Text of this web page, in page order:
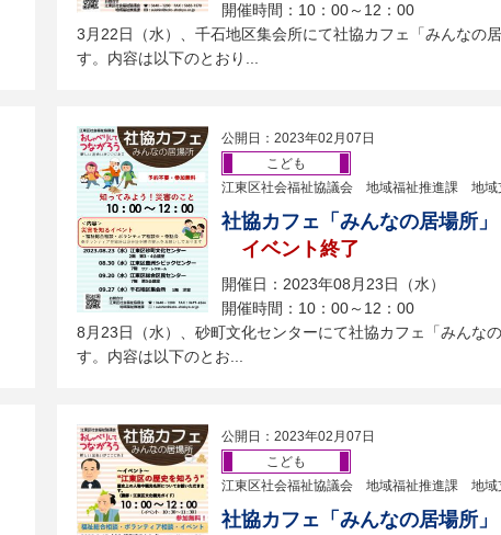
開催時間：10：00～12：00
3月22日（水）、千石地区集会所にて社協カフェ「みんなの
す。内容は以下のとおり...
公開日：2023年02月07日
こども
江東区社会福祉協議会 地域福祉推進課 地域
社協カフェ「みんなの居場所」
イベント終了
開催日：2023年08月23日（水）
開催時間：10：00～12：00
8月23日（水）、砂町文化センターにて社協カフェ「みんな
す。内容は以下のとお...
公開日：2023年02月07日
こども
江東区社会福祉協議会 地域福祉推進課 地域
社協カフェ「みんなの居場所」